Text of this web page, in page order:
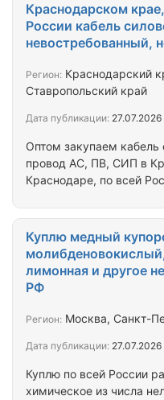
цеолит синтетический.
аммоний
химии по
предложения.
Оптом закупаем кабель
провод АС, ПВ, СИП в
Краснодаре, по всей
метражи, гост или ту,
маркировок/этикеток,
закупаем различный
электроизоляционный
Краснодарском
России кабель
невостребованный,
Регион: Краснодарский
Ставропольский край
Дата публикации: 27.07.2026
Куплю по всей России
химическое из числа
Куплю медный
лимонная и другое
РФ
Регион: Москва, Санкт-
Дата публикации: 27.07.2026